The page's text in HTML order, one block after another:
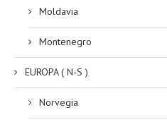
Moldavia
Montenegro
EUROPA ( N-S )
Norvegia